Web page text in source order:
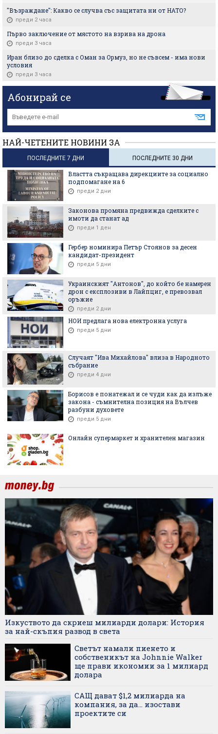
"Възраждане": Какво се случва със защитата ни от НАТО?
преди 2 часа
Първо заключение от мястото на взрива на дрона
преди 3 часа
Иран близо до сделка с Оман за Ормуз, но не съвсем - има нови
условия
преди 3 часа
Абонирай се
НАЙ-ЧЕТЕНИТЕ НОВИНИ ЗА
ПОСЛЕДНИТЕ 7 ДНИ ПОСЛЕДНИТЕ 30 ДНИ
Властта съкращава дирекциите за социално
подпомагане на 6
преди 2 дни
Законова промяна предвижда сделките с
имоти да станат ад
преди 1 ден
Гербер номинира Петър Стоянов за десен
кандидат-президент
преди 5 дни
Украинският "Антонов", до който бе намерен
дрон с експлозиви в Лайпциг, е превозвал
оръжие
преди 2 дни
НОИ предлага нова електронна услуга
преди 5 дни
Случаят "Ива Михайлова" влиза в Народното
събрание
преди 4 дни
Борисов е понатежал и се чуди как да излъже
закона - съмнителна позиция на Вълчев
разбуни духовете
преди 5 дни
Онлайн супермаркет и хранителен магазин
Изкуството да скриеш милиарди долари: История
за най-скъпия развод в света
Светът намали пиенето и
собственикът на Johnnie Walker
ще прави икономии за 1 милиард
долара
САЩ дават $1,2 милиарда на
компания, за да... изостави
проектите си